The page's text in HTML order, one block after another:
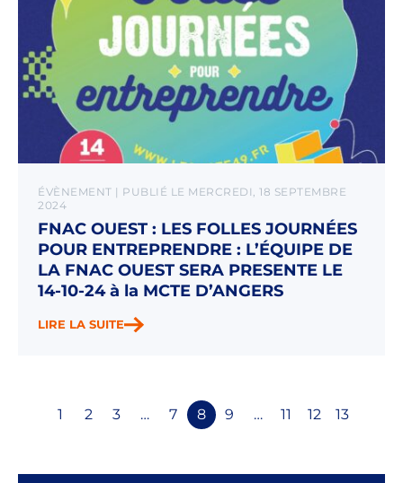
ÉVÈNEMENT | PUBLIÉ LE MERCREDI, 18 SEPTEMBRE
2024
FNAC OUEST : LES FOLLES JOURNÉES
POUR ENTREPRENDRE : L’ÉQUIPE DE
LA FNAC OUEST SERA PRESENTE LE
14-10-24 à la MCTE D’ANGERS
LIRE LA SUITE
1 2 3 … 7 8 9 … 11 12 13